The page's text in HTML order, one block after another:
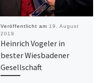
Veröffentlicht am 19. August
2019
Heinrich Vogeler in
bester Wiesbadener
Gesellschaft